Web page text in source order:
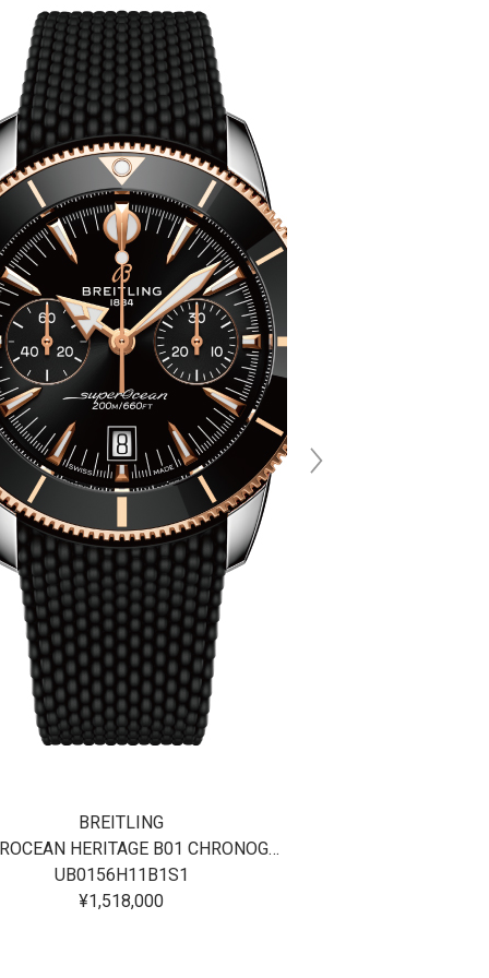
BREITLING
SUPEROCEAN HERITAGE B01 CHRONOGRAPH 42
UB0156H11B1S1
¥1,518,000